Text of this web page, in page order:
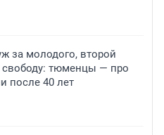
за молодого, второй
свободу: тюменцы — про
после 40 лет